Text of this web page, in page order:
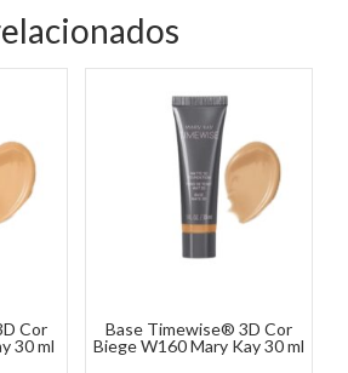
Cor
30 ml
Base Timewise® 3D Cor
Biege W160 Mary Kay 30 ml